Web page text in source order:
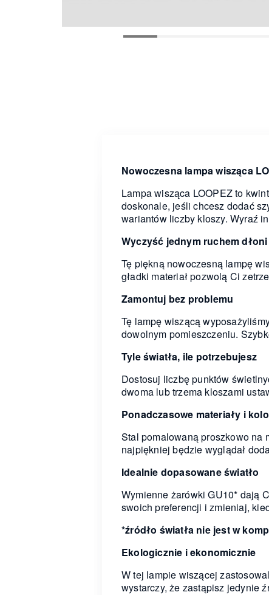
Nowoczesna lampa wisząca
Lampa wisząca LOOPEZ to
doskonale, jeśli chcesz dodać
wariantów liczby kloszy. Wyraź
Wyczyść jednym ruchem dłoni
Tę piękną nowoczesną lampę
gładki materiał pozwolą Ci
Zamontuj bez problemu
Tę lampę wiszącą
dowolnym pomieszczeniu.
Tyle światła, ile potrzebujesz
Dostosuj liczbę punktów
dwoma lub trzema kloszami
Ponadczasowe materiały i
Stal pomalowaną proszkowo na
najpiękniej będzie wyglądał
Idealnie dopasowane światło
Wymienne żarówki GU10* dają
swoich preferencji i zmieniaj,
*źródło światła nie jest w
Ekologicznie i ekonomicznie
W tej lampie wiszącej
wystarczy, że zastąpisz jedynie